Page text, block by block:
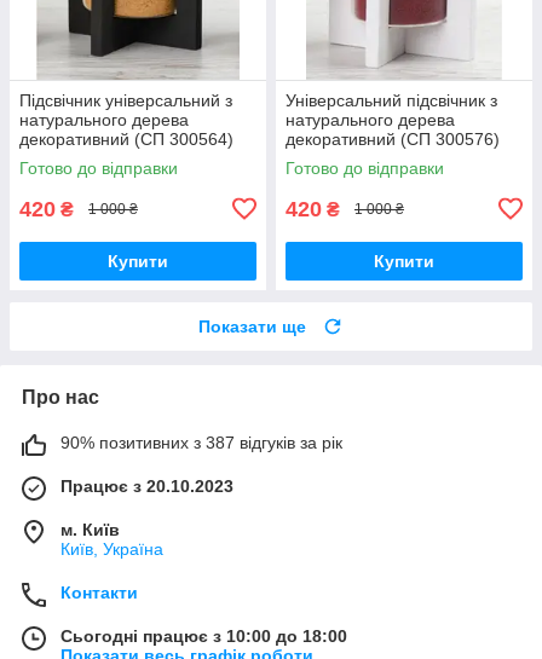
Підсвічник універсальний з
натурального дерева
декоративний (СП 300564)
Готово до відправки
420 ₴ 1 000 ₴
Купити
Універсальний підсвічник з
натурального дерева
декоративний (СП 300576)
Готово до відправки
420 ₴ 1 000 ₴
Купити
Показати ще
Про нас
90% позитивних з 387 відгуків за рік
Працює з 20.10.2023
м. Київ
Київ, Україна
Контакти
Сьогодні працює з 10:00 до 18:00